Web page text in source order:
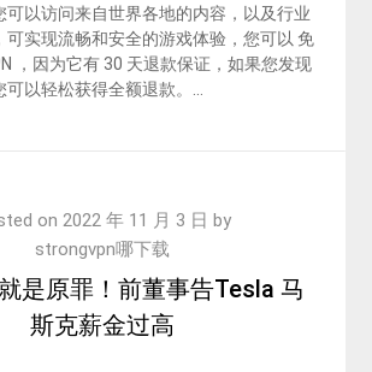
可以访问来自世界各地的内容，以及行业
可实现流畅和安全的游戏体验，您可以 免
，因为它有 30 天退款保证，如果您发现
以轻松获得全额退款。…
是原罪！前董事告Tesla 马
斯克薪金过高
on 2022 年 11 月 3 日 by
strongvpn哪下载